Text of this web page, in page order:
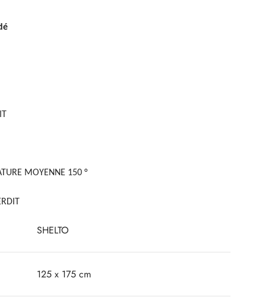
MOYENNE 150 °
SHELTO
125 x 175 cm